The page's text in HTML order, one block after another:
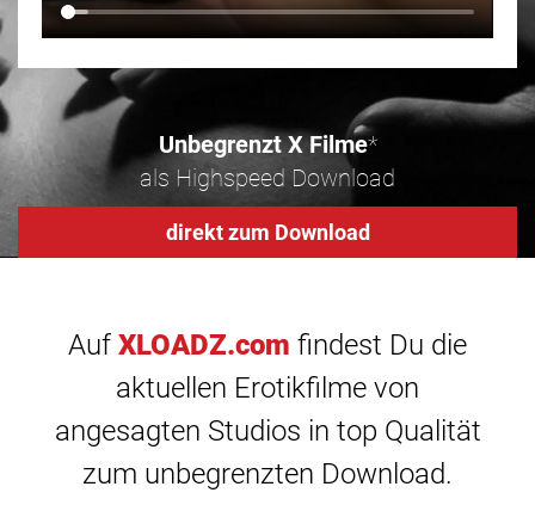
Unbegrenzt X Filme*
als Highspeed Download
direkt zum Download
Auf XLOADZ.com findest Du die
aktuellen Erotikfilme von
angesagten Studios in top Qualität
zum unbegrenzten Download.